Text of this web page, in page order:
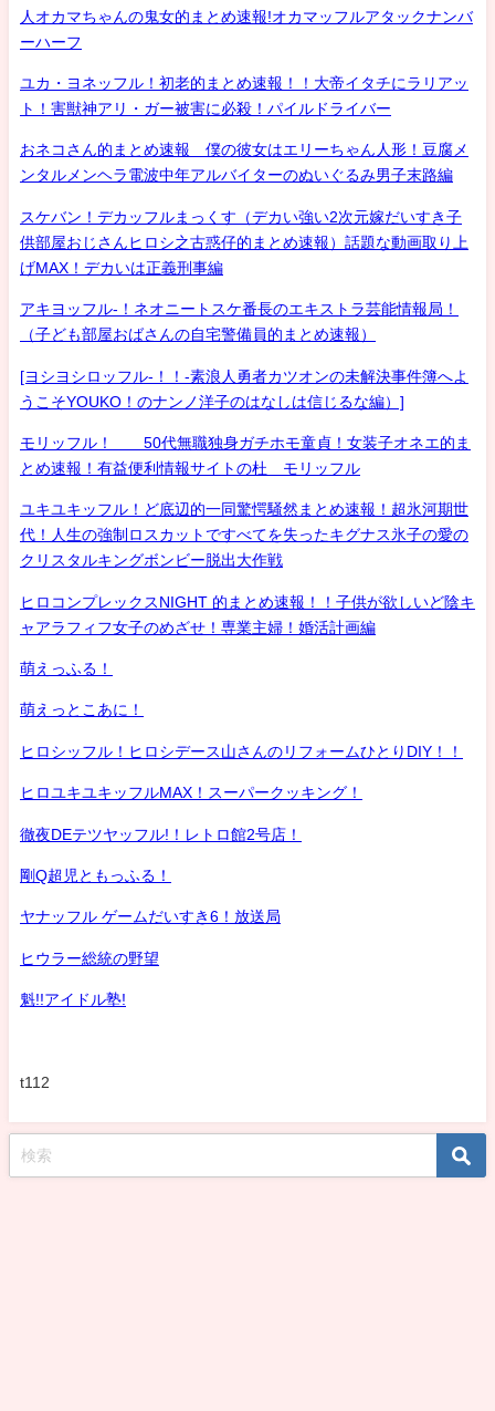
人オカマちゃんの鬼女的まとめ速報!オカマッフルアタックナンバ
ーハーフ
ユカ・ヨネッフル！初老的まとめ速報！！大帝イタチにラリアッ
ト！害獣神アリ・ガー被害に必殺！パイルドライバー
おネコさん的まとめ速報 僕の彼女はエリーちゃん人形！豆腐メ
ンタルメンヘラ電波中年アルバイターのぬいぐるみ男子末路編
スケバン！デカッフルまっくす（デカい強い2次元嫁だいすき子
供部屋おじさんヒロシ之古惑仔的まとめ速報）話題な動画取り上
げMAX！デカいは正義刑事編
アキヨッフル-！ネオニートスケ番長のエキストラ芸能情報局！
（子ども部屋おばさんの自宅警備員的まとめ速報）
[ヨシヨシロッフル-！！-素浪人勇者カツオンの未解決事件簿へよ
うこそYOUKO！のナンノ洋子のはなしは信じるな編）]
モリッフル！ 50代無職独身ガチホモ童貞！女装子オネエ的ま
とめ速報！有益便利情報サイトの杜 モリッフル
ユキユキッフル！ど底辺的一同驚愕騒然まとめ速報！超氷河期世
代！人生の強制ロスカットですべてを失ったキグナス氷子の愛の
クリスタルキングボンビー脱出大作戦
ヒロコンプレックスNIGHT 的まとめ速報！！子供が欲しいど陰キ
ャアラフィフ女子のめざせ！専業主婦！婚活計画編
萌えっふる！
萌えっとこあに！
ヒロシッフル！ヒロシデース山さんのリフォームひとりDIY！！
ヒロユキユキッフルMAX！スーパークッキング！
徹夜DEテツヤッフル!！レトロ館2号店！
剛Q超児ともっふる！
ヤナッフル ゲームだいすき6！放送局
ヒウラー総統の野望
魁!!アイドル塾!
t112